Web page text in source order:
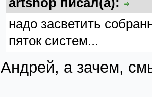
надо засветить
пяток систем...
Андрей, а зачем,